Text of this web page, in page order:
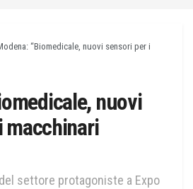
“Biomedicale, nuovi sensori per i
nuovi
macchinari
settore protagoniste a Expo